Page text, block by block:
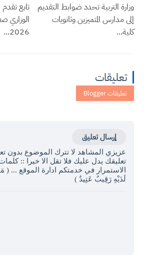
وزارة التربية تحدد ضوابط التقديم
إلى مدارس المتميزين وثانويات
كلية...
تابع
الوزاري
2026...
تعليقات
إرسال تعليق
عزيزي المشاهد لا تترك الموضوع بدون
تعليقك يدل عليك فلا تقل الا خيرا ::
الاستمرار في خدمتكم ادارة الموقع ... (
لَدَيْهِ رَقِيبٌ عَتِيدٌ )